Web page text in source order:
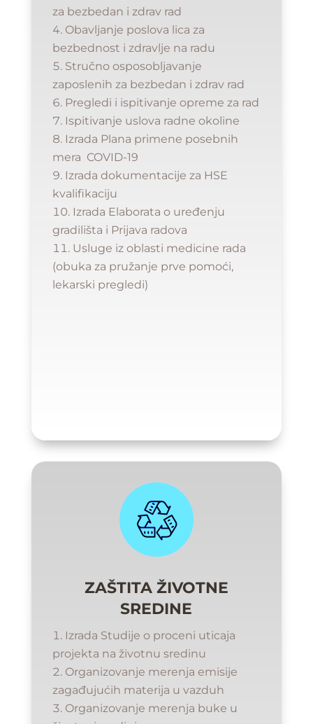
za bezbedan i zdrav rad
Obavljanje poslova lica za
bezbednost i zdravlje na radu
Stručno osposobljavanje
zaposlenih za bezbedan i zdrav rad
Pregledi i ispitivanje opreme za rad
Ispitivanje uslova radne okoline
Izrada Plana primene posebnih
mera COVID-19
Izrada dokumentacije za HSE
kvalifikaciju
Izrada Elaborata o uređenju
gradilišta i Prijava radova
Usluge iz oblasti medicine rada
(obuka za pružanje prve pomoći,
lekarski pregledi)
ZAŠTITA ŽIVOTNE
SREDINE
Izrada Studije o proceni uticaja
projekta na životnu sredinu
Organizovanje merenja emisije
zagađujućih materija u vazduh
Organizovanje merenja buke u